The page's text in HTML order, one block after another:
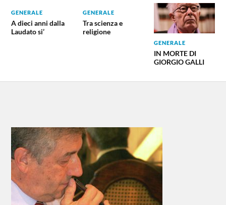
GENERALE
A dieci anni dalla
Laudato si’
GENERALE
Tra scienza e
religione
GENERALE
IN MORTE DI
GIORGIO GALLI